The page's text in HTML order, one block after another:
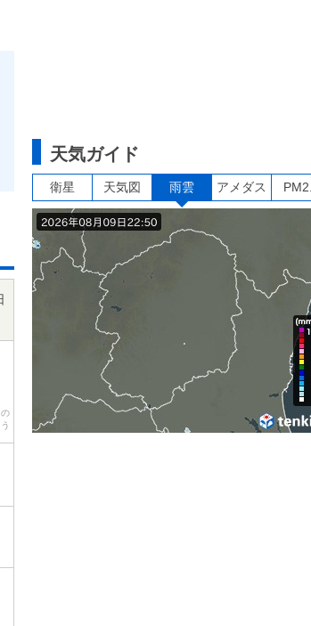
天気ガイド
衛星 天気図 雨雲 アメダス